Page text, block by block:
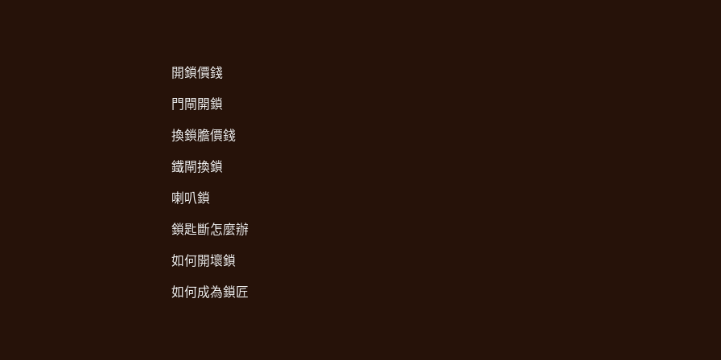
開鎖價錢
門閘開鎖
換鎖膽價錢
鐵閘換鎖
喇叭鎖
鎖匙斷怎麼辦
如何開壞鎖
如何成為鎖匠